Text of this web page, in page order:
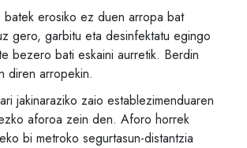
batek erosiko ez duen arropa bat
gero, garbitu eta desinfektatu egingo
bezero bati eskaini aurretik. Berdin
diren arropekin.
jakinaraziko zaio establezimenduaren
aforoa zein den. Aforo horrek
bi metroko segurtasun-distantzia